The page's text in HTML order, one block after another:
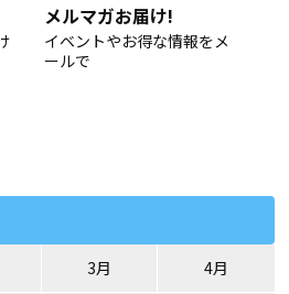
メルマガお届け!
イベントやお得な情報をメ
ールで
3月 4月